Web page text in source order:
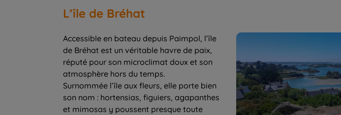
L’île de Bréhat
Accessible en bateau depuis Paimpol, l’île
de Bréhat est un véritable havre de paix,
réputé pour son microclimat doux et son
atmosphère hors du temps.
Surnommée l’île aux fleurs, elle porte bien
son nom : hortensias, figuiers, agapanthes
et mimosas y poussent presque toute